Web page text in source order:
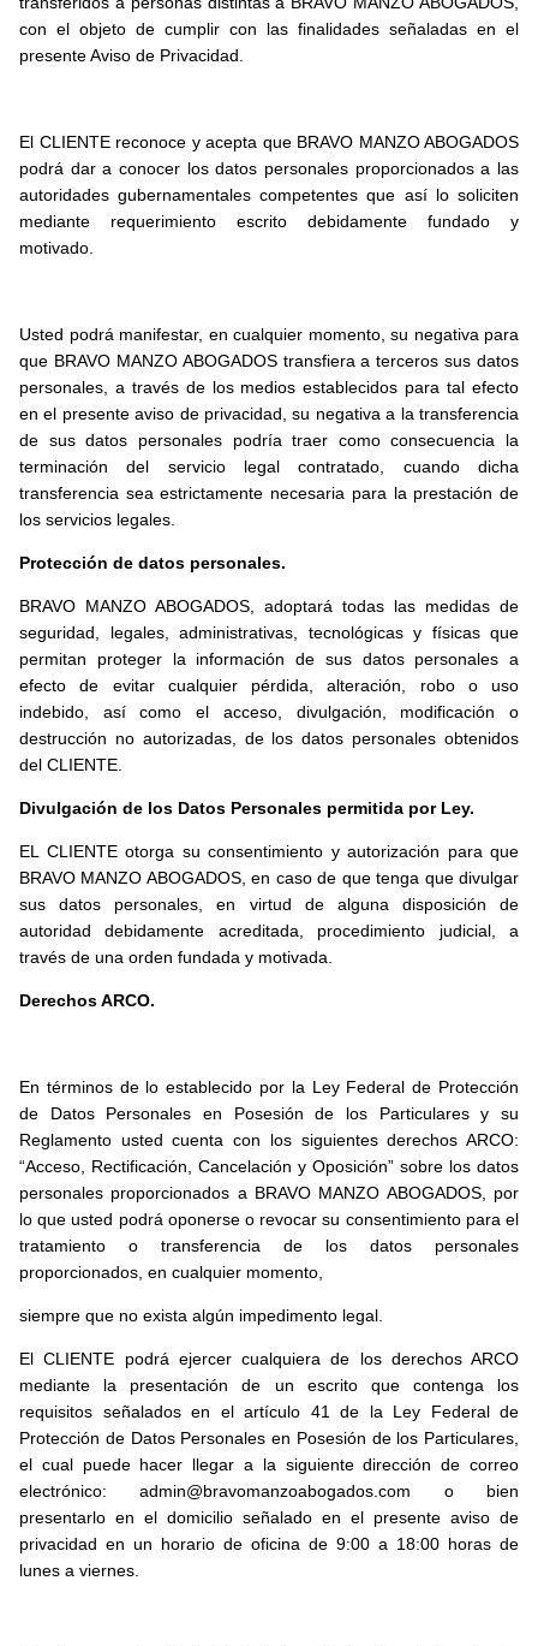
con el objeto de cumplir con las finalidades señaladas en el
presente Aviso de Privacidad.
El CLIENTE reconoce y acepta que BRAVO MANZO ABOGADOS
podrá dar a conocer los datos personales proporcionados a las
autoridades gubernamentales competentes que así lo soliciten
mediante requerimiento escrito debidamente fundado y
motivado.
Usted podrá manifestar, en cualquier momento, su negativa para
que BRAVO MANZO ABOGADOS transfiera a terceros sus datos
personales, a través de los medios establecidos para tal efecto
en el presente aviso de privacidad, su negativa a la transferencia
de sus datos personales podría traer como consecuencia la
terminación del servicio legal contratado, cuando dicha
transferencia sea estrictamente necesaria para la prestación de
los servicios legales.
Protección de datos personales.
BRAVO MANZO ABOGADOS, adoptará todas las medidas de
seguridad, legales, administrativas, tecnológicas y físicas que
permitan proteger la información de sus datos personales a
efecto de evitar cualquier pérdida, alteración, robo o uso
indebido, así como el acceso, divulgación, modificación o
destrucción no autorizadas, de los datos personales obtenidos
del CLIENTE.
Divulgación de los Datos Personales permitida por Ley.
EL CLIENTE otorga su consentimiento y autorización para que
BRAVO MANZO ABOGADOS, en caso de que tenga que divulgar
sus datos personales, en virtud de alguna disposición de
autoridad debidamente acreditada, procedimiento judicial, a
través de una orden fundada y motivada.
Derechos ARCO.
En términos de lo establecido por la Ley Federal de Protección
de Datos Personales en Posesión de los Particulares y su
Reglamento usted cuenta con los siguientes derechos ARCO:
“Acceso, Rectificación, Cancelación y Oposición” sobre los datos
personales proporcionados a BRAVO MANZO ABOGADOS, por
lo que usted podrá oponerse o revocar su consentimiento para el
tratamiento o transferencia de los datos personales
proporcionados, en cualquier momento,
siempre que no exista algún impedimento legal.
El CLIENTE podrá ejercer cualquiera de los derechos ARCO
mediante la presentación de un escrito que contenga los
requisitos señalados en el artículo 41 de la Ley Federal de
Protección de Datos Personales en Posesión de los Particulares,
el cual puede hacer llegar a la siguiente dirección de correo
electrónico: admin@bravomanzoabogados.com o bien
presentarlo en el domicilio señalado en el presente aviso de
privacidad en un horario de oficina de 9:00 a 18:00 horas de
lunes a viernes.